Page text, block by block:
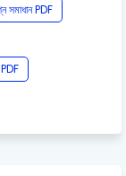
সমাধান PDF
PDF